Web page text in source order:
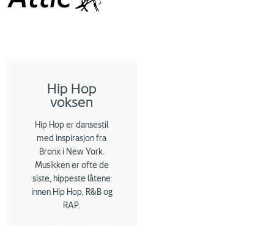
Hip Hop
voksen
Hip Hop er dansestil
med inspirasjon fra
Bronx i New York.
Musikken er ofte de
siste, hippeste låtene
innen Hip Hop, R&B og
RAP.